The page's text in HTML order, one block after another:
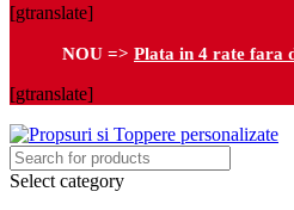
[gtranslate]
NOU => Plata in 4 rate fara
[gtranslate]
Select category